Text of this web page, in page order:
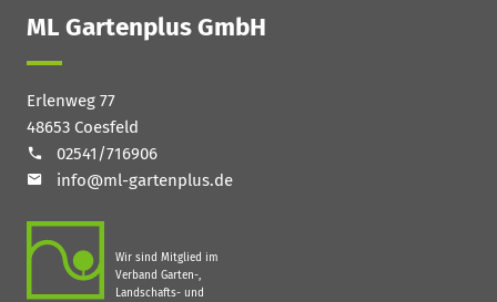
ML Gartenplus GmbH
Erlenweg 77
48653 Coesfeld
02541/716906
info@ml-gartenplus.de
Wir sind Mitglied im
Verband Garten-,
Landschafts- und